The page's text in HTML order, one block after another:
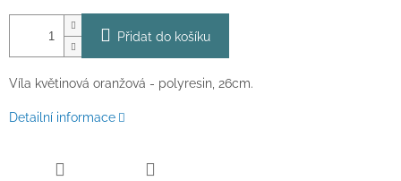
Přidat do košíku
Víla květinová oranžová - polyresin, 26cm.
Detailní informace